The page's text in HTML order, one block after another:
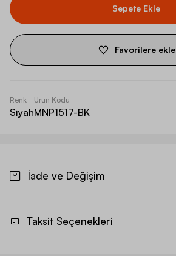
Sepete Ekle
Favorilere ekle
Renk
Siyah
Ürün Kodu
MNP1517-BK
İade ve Değişim
Taksit Seçenekleri